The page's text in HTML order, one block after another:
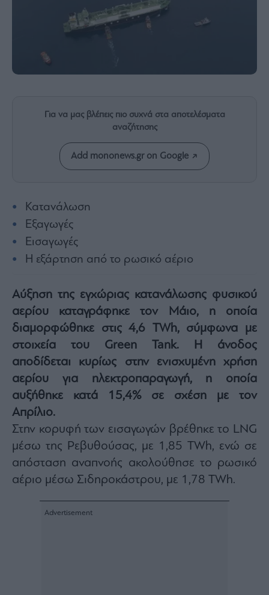
Rumors
Mononews2030
Συνεντεύξεις
Les
Bons
Vivants
Auto
&
Style
Υγεία
Architecture
&
Design
Fashion
&
Art
Watches
For
Two
Για να μας βλέπεις πιο συχνά στα αποτελέσματα
αναζήτησης
Add mononews.gr on Google
Κατανάλωση
Εξαγωγές
Εισαγωγές
Η εξάρτηση από το ρωσικό αέριο
Αύξηση της εγχώριας κατανάλωσης φυσικού
αερίου καταγράφηκε τον Μάιο, η οποία
διαμορφώθηκε στις 4,6 TWh, σύμφωνα με
στοιχεία του Green Tank. Η άνοδος
αποδίδεται κυρίως στην ενισχυμένη χρήση
αερίου για ηλεκτροπαραγωγή, η οποία
αυξήθηκε κατά 15,4% σε σχέση με τον
Απρίλιο.
Στην κορυφή των εισαγωγών βρέθηκε το LNG
μέσω της Ρεβυθούσας, με 1,85 TWh, ενώ σε
απόσταση αναπνοής ακολούθησε το ρωσικό
αέριο μέσω Σιδηροκάστρου, με 1,78 TWh.